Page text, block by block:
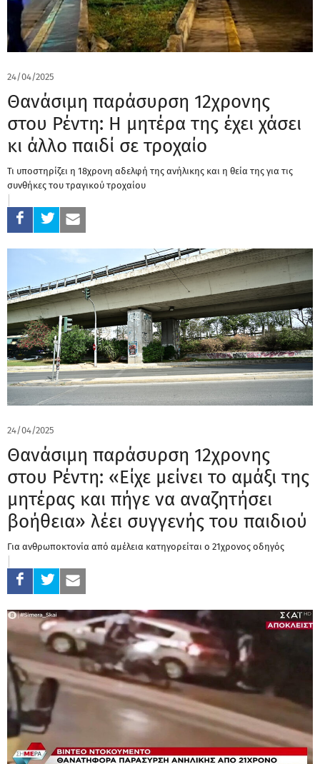
24/04/2025
Θανάσιμη παράσυρση 12χρονης
στου Ρέντη: Η μητέρα της έχει χάσει
κι άλλο παιδί σε τροχαίο
Τι υποστηρίζει η 18χρονη αδελφή της ανήλικης και η θεία της για τις
συνθήκες του τραγικού τροχαίου
24/04/2025
Θανάσιμη παράσυρση 12χρονης
στου Ρέντη: «Είχε μείνει το αμάξι της
μητέρας και πήγε να αναζητήσει
βοήθεια» λέει συγγενής του παιδιού
Για ανθρωποκτονία από αμέλεια κατηγορείται ο 21χρονος οδηγός